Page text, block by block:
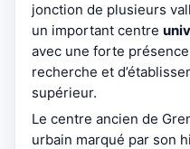
jonction de plusieurs
un important centre
avec une forte
recherche et
supérieur.
Le centre ancien de
urbain marqué par son